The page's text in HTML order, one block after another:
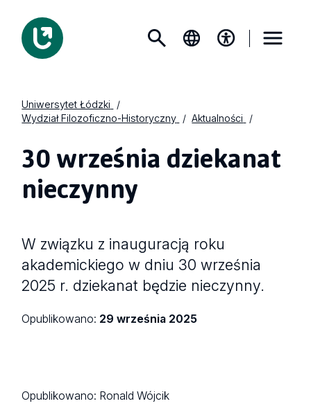
Uniwersytet Łódzki
Wydział Filozoficzno-Historyczny
Aktualności
30 września dziekanat
nieczynny
W związku z inauguracją roku
akademickiego w dniu 30 września
2025 r. dziekanat będzie nieczynny.
Opublikowano: 29 września 2025
Opublikowano: Ronald Wójcik